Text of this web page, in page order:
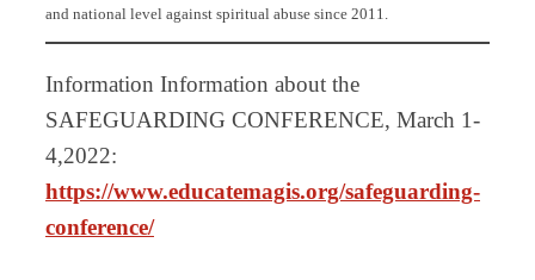
and national level against spiritual abuse since 2011.
Information Information about the
SAFEGUARDING CONFERENCE, March 1-
4,2022:
https://www.educatemagis.org/safeguarding-
conference/